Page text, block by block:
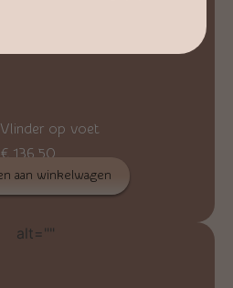
op voet
€136,50
aan winkelwagen